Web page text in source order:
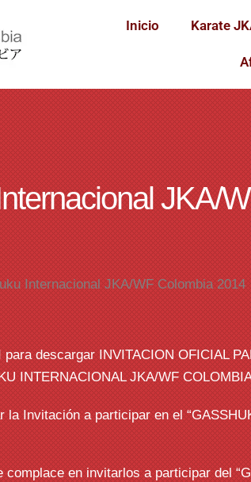
Inicio Karate
JKA/
Internacional JKA/WF Colombia 2014
la Invitación a participar en el
complace en invitarlos a participar del